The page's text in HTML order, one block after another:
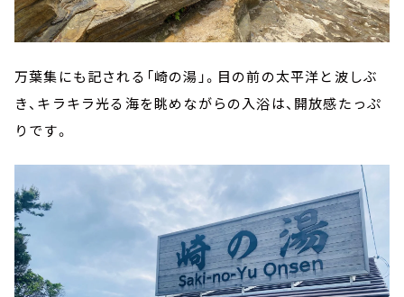
万葉集にも記される「崎の湯」。目の前の太平洋と波しぶ
き、キラキラ光る海を眺めながらの入浴は、開放感たっぷ
りです。